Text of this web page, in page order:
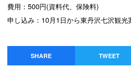
費用：500円(資料代、保険料)
申し込み：10月1日から東丹沢七沢観光
SHARE TWEET